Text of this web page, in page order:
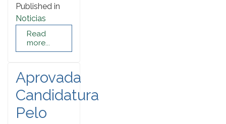
Published in
Noticias
Read
more...
Aprovada
Candidatura
Pelo